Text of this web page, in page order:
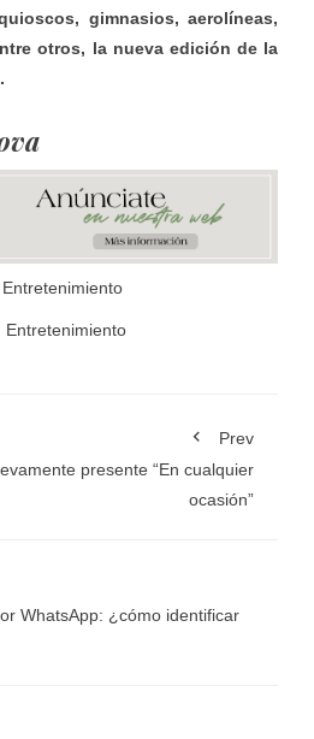
gimnasios, aerolíneas,
otros, la nueva edición de la
Entretenimiento
Entretenimiento
Prev
presente “En cualquier
ocasión”
WhatsApp: ¿cómo identificar